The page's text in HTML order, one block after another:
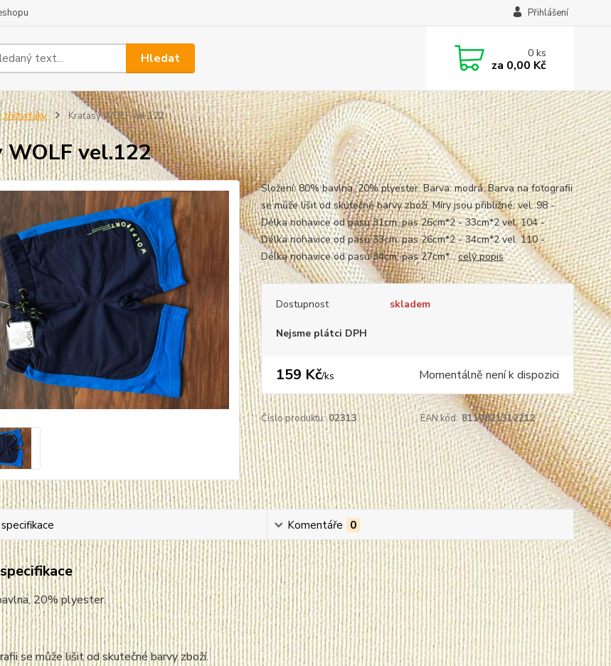
Přihlášení
Hledat 0ks
za 0,00 Kč
tříčtvrťáky Kraťasy WOLF vel.122
WOLF vel.122
Složení: 80% bavlna, 20% plyester. Barva: modrá. Barva na fotografii
se může lišit od skutečné barvy zboží. Míry jsou přibližné. vel. 98 -
Délka nohavice od pasu 31cm, pas 26cm*2 - 33cm*2 vel. 104 -
Délka nohavice od pasu 33cm, pas 26cm*2 - 34cm*2 vel. 110 -
Délka nohavice od pasu 34cm, pas 27cm*...celý popis
Dostupnost skladem
Nejsme plátci DPH
159 Kč/ks Momentálně není k dispozici
Číslo produktu: 02313 EAN kód: 8110821312212
Komentáře 0
20% plyester.
se může lišit od skutečné barvy zboží.